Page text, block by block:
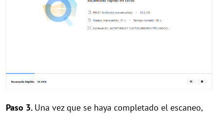
Paso 3. Una vez que se haya completado el escaneo,